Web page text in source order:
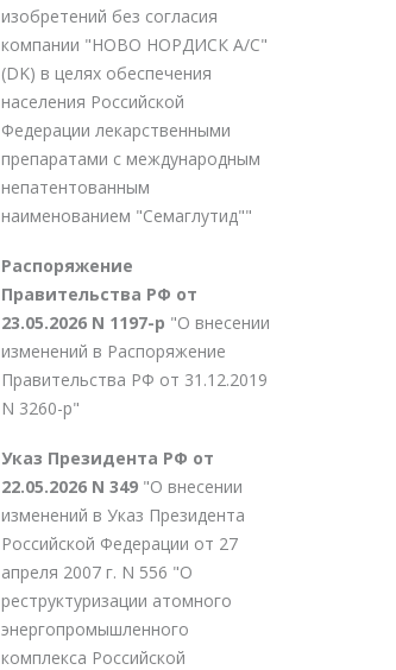
изобретений без согласия
компании "НОВО НОРДИСК А/С"
(DK) в целях обеспечения
населения Российской
Федерации лекарственными
препаратами с международным
непатентованным
наименованием "Семаглутид""
Распоряжение
Правительства РФ от
23.05.2026 N 1197-р "О внесении
изменений в Распоряжение
Правительства РФ от 31.12.2019
N 3260-р"
Указ Президента РФ от
22.05.2026 N 349 "О внесении
изменений в Указ Президента
Российской Федерации от 27
апреля 2007 г. N 556 "О
реструктуризации атомного
энергопромышленного
комплекса Российской